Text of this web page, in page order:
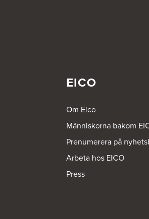
EICO
Om Eico
Människorna bakom
Prenumerera på
Arbeta hos EICO
Press